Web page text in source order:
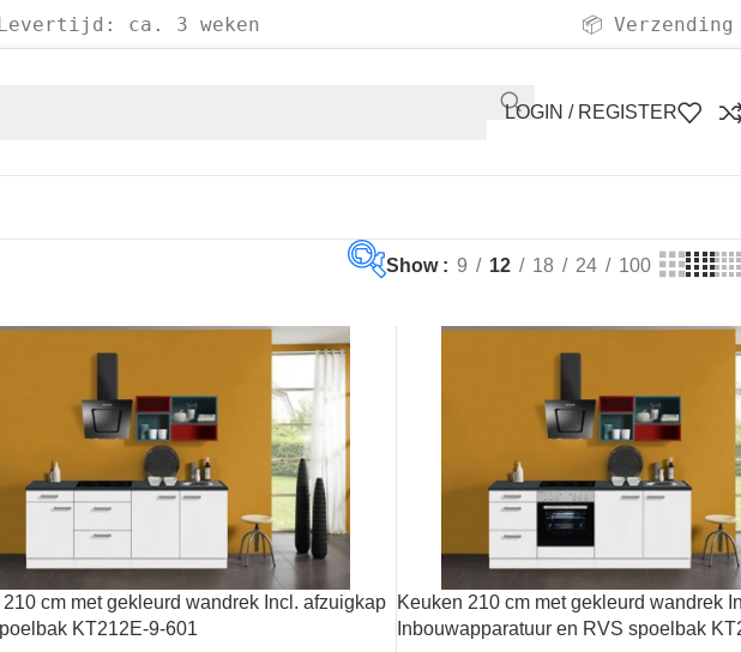
ca. 3 weken 📦
LOGIN / REGISTER
€947 €2,650
(1)
Show 9 12 18 24 100
210 cm met gekleurd wandrek Incl. afzuigkap
KT212E-9-601
Keuken 210 cm met gekleurd wandrek
Inbouwapparatuur en RVS spoelbak